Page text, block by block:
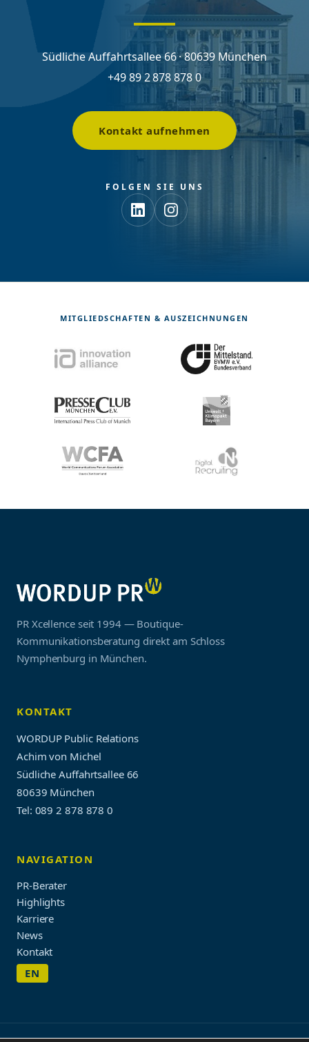
Südliche Auffahrtsallee 66 · 80639 München
+49 89 2 878 878 0
Kontakt aufnehmen
FOLGEN SIE UNS
MITGLIEDSCHAFTEN & AUSZEICHNUNGEN
PR Xcellence seit 1994 — Boutique-
Kommunikationsberatung direkt am Schloss
Nymphenburg in München.
KONTAKT
WORDUP Public Relations
Achim von Michel
Südliche Auffahrtsallee 66
80639 München
Tel: 089 2 878 878 0
NAVIGATION
PR-Berater
Highlights
Karriere
News
Kontakt
EN